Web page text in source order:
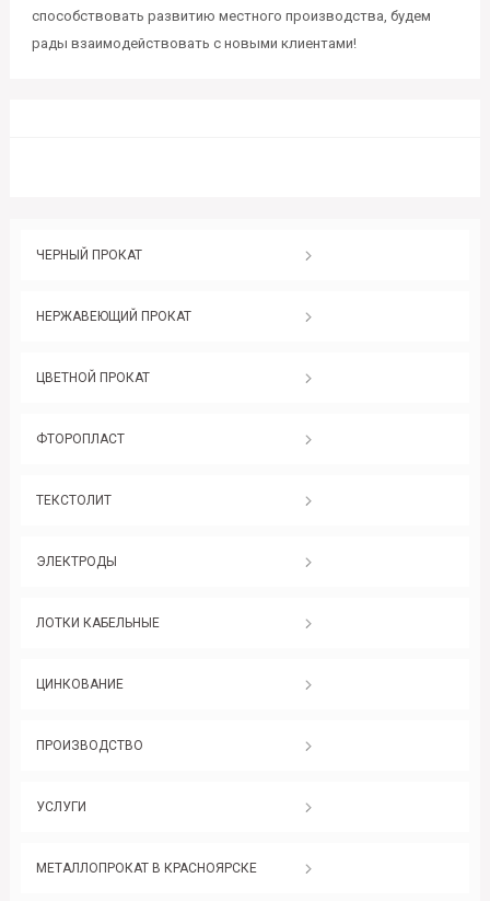
способствовать развитию местного производства, будем
рады взаимодействовать с новыми клиентами!
ЧЕРНЫЙ ПРОКАТ
НЕРЖАВЕЮЩИЙ ПРОКАТ
ЦВЕТНОЙ ПРОКАТ
ФТОРОПЛАСТ
ТЕКСТОЛИТ
ЭЛЕКТРОДЫ
ЛОТКИ КАБЕЛЬНЫЕ
ЦИНКОВАНИЕ
ПРОИЗВОДСТВО
УСЛУГИ
МЕТАЛЛОПРОКАТ В КРАСНОЯРСКЕ